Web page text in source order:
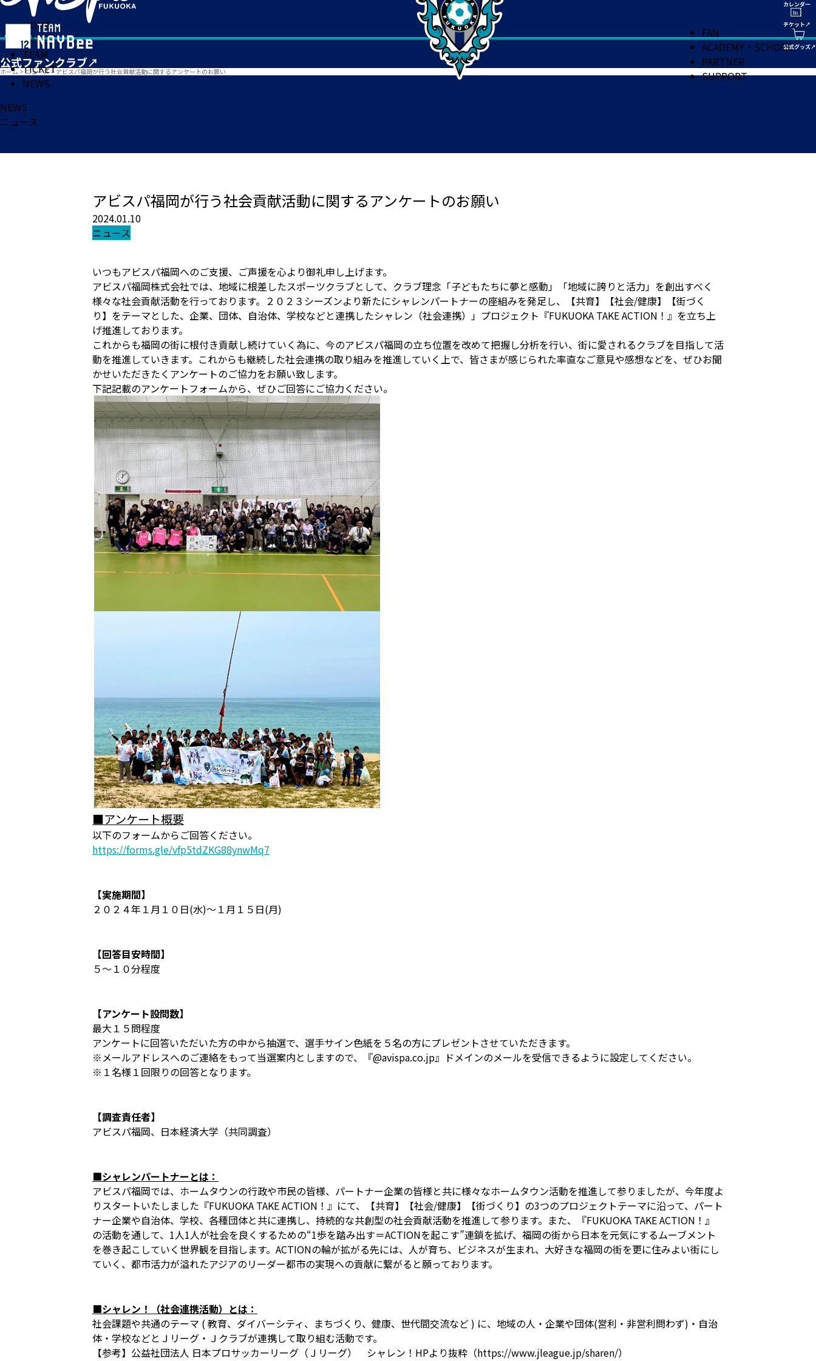
HOME
MATCH
TEAM
TICKET
NEWS
FAN
ACADEMY・SCHOOL
PARTNER
SUPPORT
ホーム > ニュース> アビスパ福岡が行う社会貢献活動に関するアンケートのお願い
NEWS
ニュース
アビスパ福岡が行う社会貢献活動に関するアンケートのお願い
2024.01.10
ニュース
いつもアビスパ福岡へのご支援、ご声援を心より御礼申し上げます。
アビスパ福岡株式会社では、地域に根差したスポーツクラブとして、クラブ理念「子どもたちに夢と感動」「地域に誇りと活力」を創出すべく
様々な社会貢献活動を行っております。２０２３シーズンより新たにシャレンパートナーの座組みを発足し、【共育】【社会/健康】【街づく
り】をテーマとした、企業、団体、自治体、学校などと連携したシャレン（社会連携）」プロジェクト『FUKUOKA TAKE ACTION！』を立ち上
げ推進しております。
これからも福岡の街に根付き貢献し続けていく為に、今のアビスパ福岡の立ち位置を改めて把握し分析を行い、街に愛されるクラブを目指して活
動を推進していきます。これからも継続した社会連携の取り組みを推進していく上で、皆さまが感じられた率直なご意見や感想などを、ぜひお聞
かせいただきたくアンケートのご協力をお願い致します。
下記記載のアンケートフォームから、ぜひご回答にご協力ください。
■アンケート概要
以下のフォームからご回答ください。
https://forms.gle/vfp5tdZKG88ynwMq7
【実施期間】
２０２４年１月１０日(水)～１月１５日(月)
【回答目安時間】
５～１０分程度
【アンケート設問数】
最大１５問程度
アンケートに回答いただいた方の中から抽選で、選手サイン色紙を５名の方にプレゼントさせていただきます。
※メールアドレスへのご連絡をもって当選案内としますので、『@avispa.co.jp』ドメインのメールを受信できるように設定してください。
※１名様１回限りの回答となります。
【調査責任者】
アビスパ福岡、日本経済大学（共同調査）
■シャレンパートナーとは：
アビスパ福岡では、ホームタウンの行政や市民の皆様、パートナー企業の皆様と共に様々なホームタウン活動を推進して参りましたが、今年度よ
りスタートいたしました『FUKUOKA TAKE ACTION！』にて、【共育】【社会/健康】【街づくり】の3つのプロジェクトテーマに沿って、パート
ナー企業や自治体、学校、各種団体と共に連携し、持続的な共創型の社会貢献活動を推進して参ります。また、『FUKUOKA TAKE ACTION！』
の活動を通して、1人1人が社会を良くするための“1歩を踏み出す＝ACTIONを起こす”連鎖を拡げ、福岡の街から日本を元気にするムーブメント
を巻き起こしていく世界観を目指します。ACTIONの輪が拡がる先には、人が育ち、ビジネスが生まれ、大好きな福岡の街を更に住みよい街にし
ていく、都市活力が溢れたアジアのリーダー都市の実現への貢献に繋がると願っております。
■シャレン！（社会連携活動）とは：
社会課題や共通のテーマ ( 教育、ダイバーシティ、まちづくり、健康、世代間交流など ) に、地域の人・企業や団体(営利・非営利問わず)・自治
体・学校などとＪリーグ・Ｊクラブが連携して取り組む活動です。
【参考】公益社団法人 日本プロサッカーリーグ（Ｊリーグ） シャレン！HPより抜粋（https://www.jleague.jp/sharen/）